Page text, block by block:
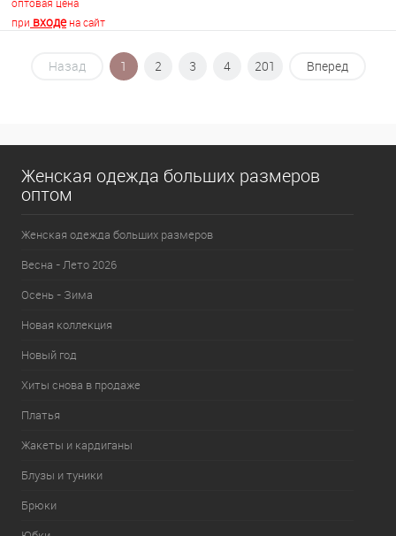
при входена сайт
В корзину
Назад 1 2 3 4 201 Вперед
Женская одежда больших размеров
оптом
Женская одежда больших размеров
Весна - Лето 2026
Осень - Зима
Новая коллекция
Новый год
Хиты снова в продаже
Платья
Жакеты и кардиганы
Блузы и туники
Брюки